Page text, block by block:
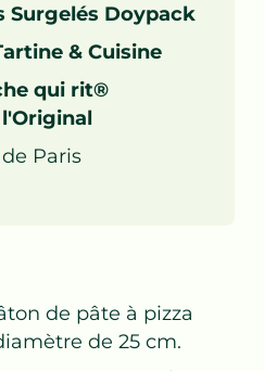
Surgelés Doypack
& Cuisine
qui rit®
Paris
de pâte à pizza
de 25 cm.